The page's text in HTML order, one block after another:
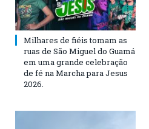
Milhares de fiéis tomam as
ruas de São Miguel do Guamá
em uma grande celebração
de fé na Marcha para Jesus
2026.